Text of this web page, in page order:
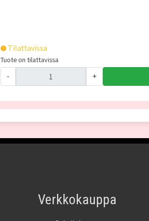
Tilattavissa
Tuote on tilattavissa
- +
Verkkokauppa